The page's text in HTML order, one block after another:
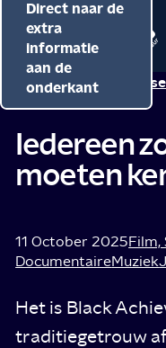
Direct naar de
inhoud
Direct naar de
hoofdnavigatie
Direct naar de
extra
informatie
aan de
onderkant
Menu
Naar
de
NPO
beginpagina
NPO
Cultuur
Tip vanAlma
Iedereen
moeten
11 October 2025Film,
DocumentaireMuziek
Het is Black
traditiegetrouw